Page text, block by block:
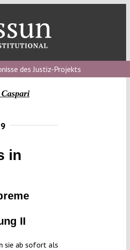
About
Submissions
des Justiz-Projekts
in
II
sie ab sofort als